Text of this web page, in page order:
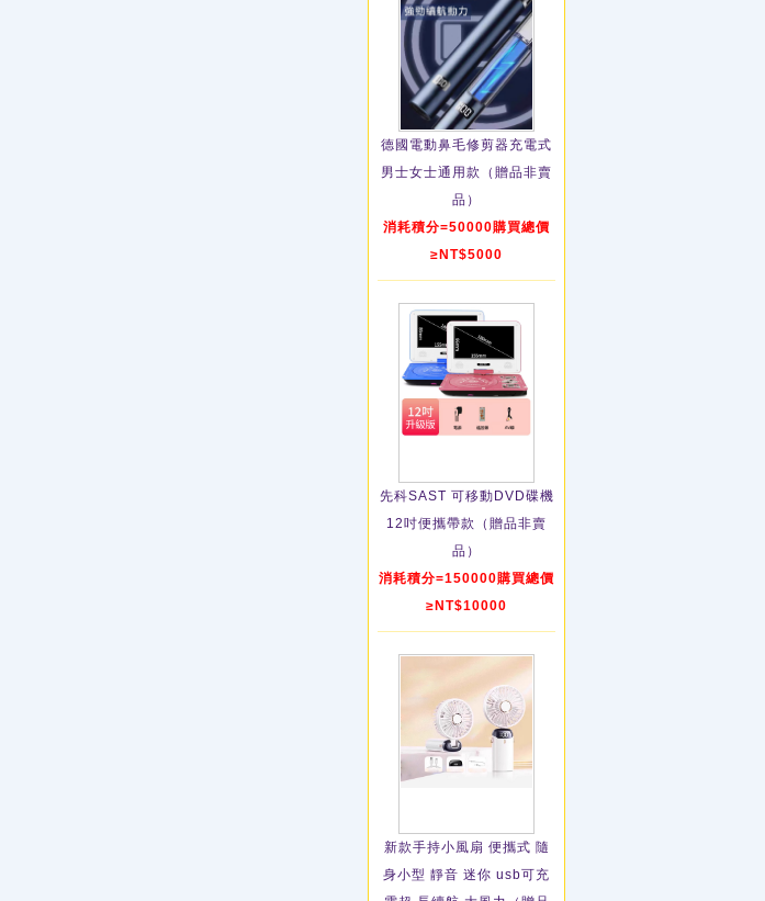
德國電動鼻毛修剪器充電式
男士女士通用款（贈品非賣
品）
消耗積分=50000購買總價
≥NT$5000
先科SAST 可移動DVD碟機
12吋便攜帶款（贈品非賣
品）
消耗積分=150000購買總價
≥NT$10000
新款手持小風扇 便攜式 隨
身小型 靜音 迷你 usb可充